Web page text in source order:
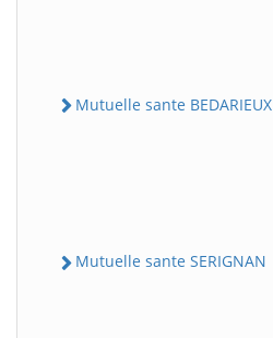
Mutuelle sante BEDARIEUX
Mutuelle sante SERIGNAN